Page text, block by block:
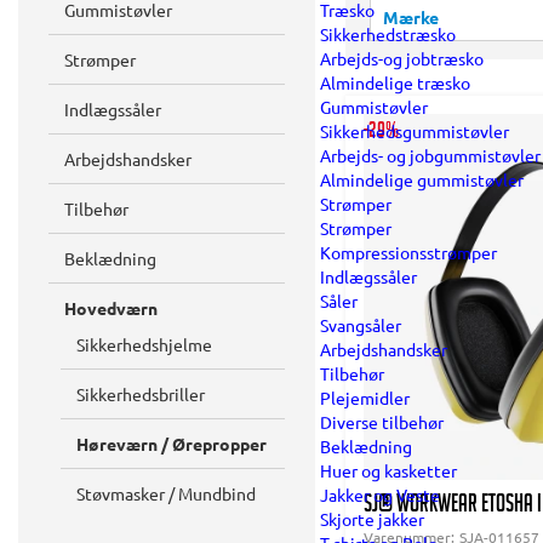
Træsko
Sikkerhedstræsko
Arbejds-og jobtræsko
Almindelige træsko
Gummistøvler
Sikkerhedsgummistøvler
Arbejds- og jobgummistøvler
Almindelige gummistøvler
Strømper
Strømper
Kompressionsstrømper
Indlægssåler
Såler
Svangsåler
Arbejdshandsker
Tilbehør
Plejemidler
Diverse tilbehør
Beklædning
Huer og kasketter
Jakker og Veste
Skjorte jakker
Gummistøvler
Strømper
Indlægssåler
Arbejdshandsker
Tilbehør
Beklædning
Hovedværn
Sikkerhedshjelme
Sikkerhedsbriller
Høreværn / Ørepropper
Støvmasker / Mundbind
Mærke
Vis alle
SJ WORKWEAR
-29%
SJ® WORKWEAR
Varenummer: SJA-011657